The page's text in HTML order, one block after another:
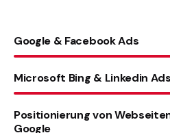
Google & Facebook Ads
Microsoft Bing & Linkedin Ads
Positionierung von
Google